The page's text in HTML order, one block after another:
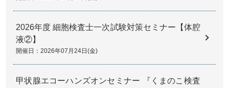
2026年度 細胞検査士一次試験対策セミナー【体腔
液②】
開催日：2026年07月24日(金)
甲状腺エコーハンズオンセミナー 『くまのこ検査